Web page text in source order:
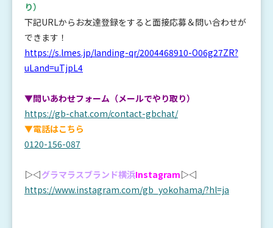
り）
下記URLからお友達登録をすると面接応募＆問い合わせが
できます！
https://s.lmes.jp/landing-qr/2004468910-O06g27ZR?
uLand=uTjpL4
▼問いあわせフォーム（メールでやり取り）
https://gb-chat.com/contact-gbchat/
▼電話はこちら
0120-156-087
▷◁グラマラスブランド横浜Instagram▷◁
https://www.instagram.com/gb_yokohama/?hl=ja